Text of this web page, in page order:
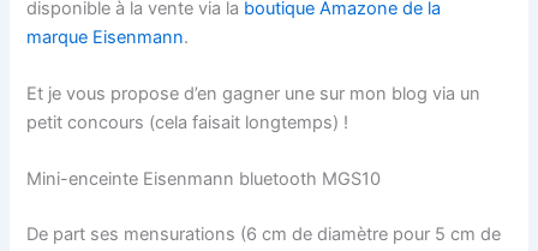
disponible à la vente via la boutique Amazone de la
marque Eisenmann.
Et je vous propose d’en gagner une sur mon blog via un
petit concours (cela faisait longtemps) !
Mini-enceinte Eisenmann bluetooth MGS10
De part ses mensurations (6 cm de diamètre pour 5 cm de